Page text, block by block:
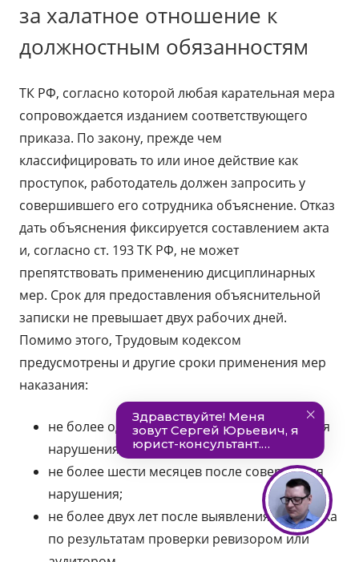
за халатное отношение к
должностным обязанностям
ТК РФ, согласно которой любая карательная мера
сопровождается изданием соответствующего
приказа. По закону, прежде чем
классифицировать то или иное действие как
проступок, работодатель должен запросить у
совершившего его сотрудника объяснение. Отказ
дать объяснения фиксируется составлением акта
и, согласно ст. 193 ТК РФ, не может
препятствовать применению дисциплинарных
мер. Срок для предоставления объяснительной
записки не превышает двух рабочих дней.
Помимо этого, Трудовым кодексом
предусмотрены и другие сроки применения мер
наказания:
не более одного месяца после обнаружения
нарушения;
не более шести месяцев после совершения
нарушения;
не более двух лет после выявления проступка
по результатам проверки ревизором или